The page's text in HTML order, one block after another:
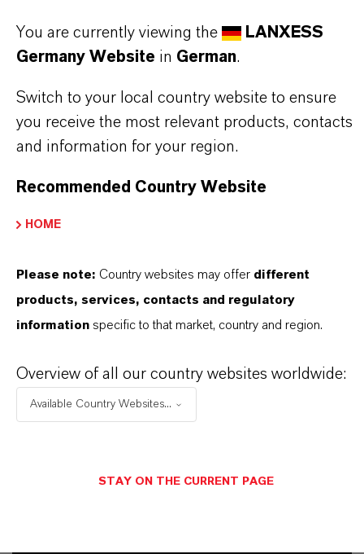
LANXESS der richtige Partner für Ihr Unternehmen
ist.
IM MITTELPUNKT STEHEN SIE: UNSERE
KUNDINNEN UND KUNDEN!
Partner für Ihr Unternehmen ist
You are currently viewing the
LANXESS
Germany Website in German.
Switch to your local country website to ensure
you receive the most relevant products, contacts
and information for your region.
Recommended Country Website
HOME
Please note: Country websites may offer different
products, services, contacts and regulatory
information specific to that market, country and region.
Overview of all our country websites worldwide:
Available Country Websites...
STAY ON THE CURRENT PAGE